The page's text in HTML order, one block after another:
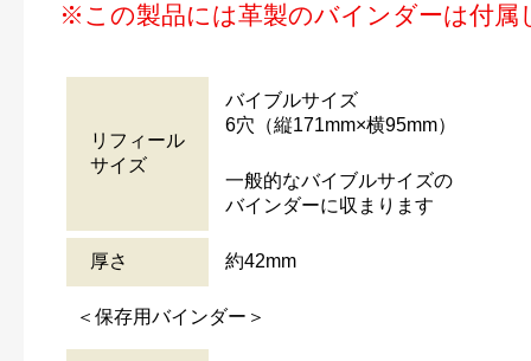
※この製品には革製のバインダーは付属
リフィール
サイズ
バイブルサイズ
6穴（縦171mm×横95mm）
一般的なバイブルサイズの
バインダーに収まります
厚さ 約42mm
＜保存用バインダー＞